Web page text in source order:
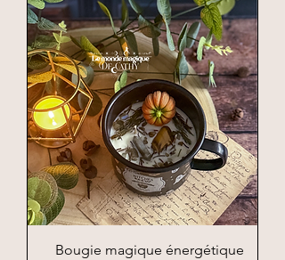
Bougie magique énergétique